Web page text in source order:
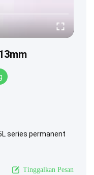
series permanent
Tinggalkan Pesan